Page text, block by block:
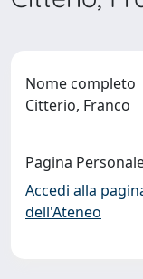
Nome completo
Citterio, Franco
Pagina
Accedi alla
dell'Ateneo